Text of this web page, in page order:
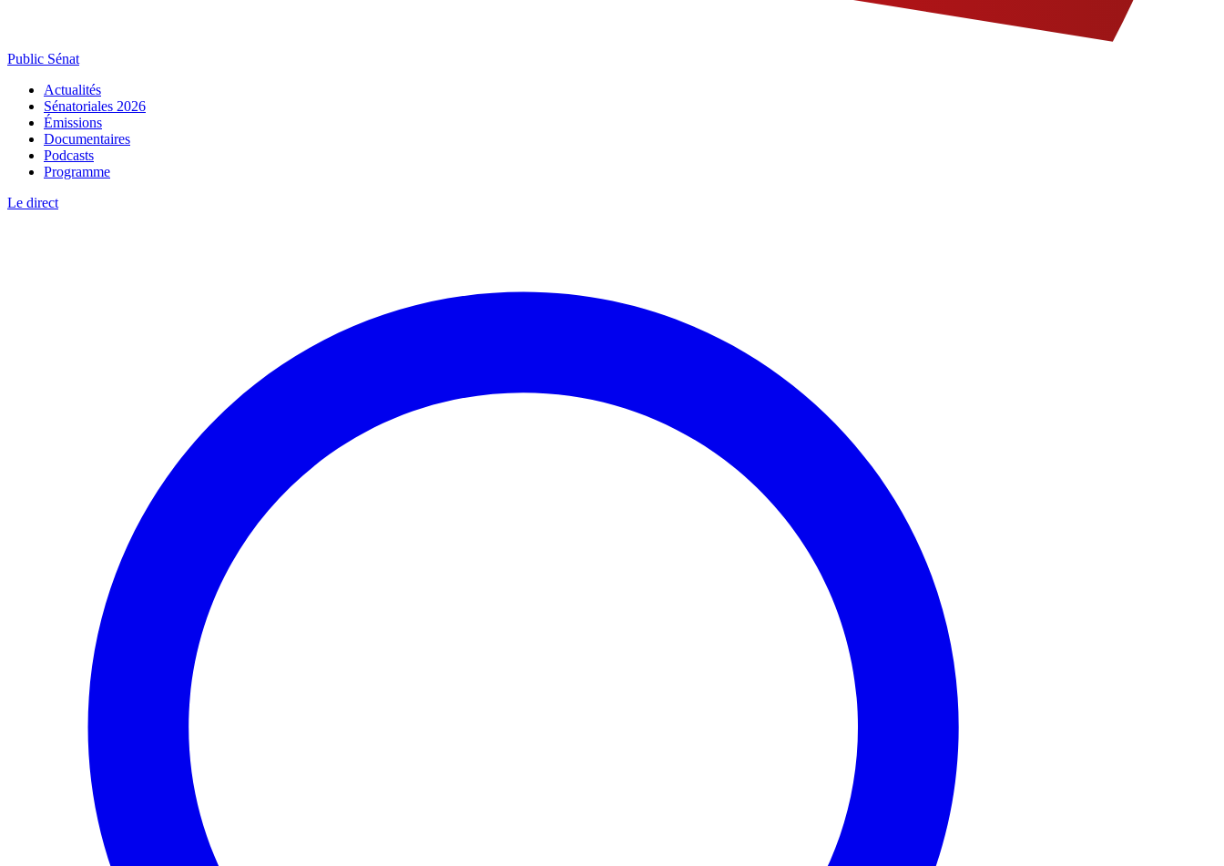
Public Sénat
Actualités
Sénatoriales 2026
Émissions
Documentaires
Podcasts
Programme
Le direct